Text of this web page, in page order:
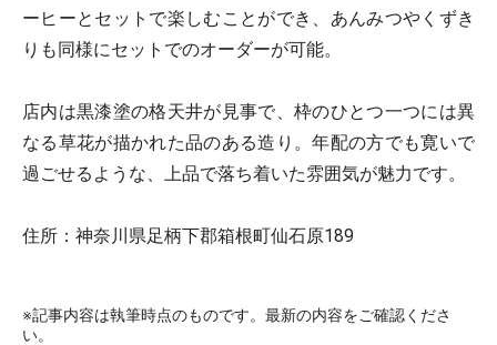
ーヒーとセットで楽しむことができ、あんみつやくずき
りも同様にセットでのオーダーが可能。
店内は黒漆塗の格天井が見事で、枠のひとつ一つには異
なる草花が描かれた品のある造り。年配の方でも寛いで
過ごせるような、上品で落ち着いた雰囲気が魅力です。
住所：神奈川県足柄下郡箱根町仙石原189
※記事内容は執筆時点のものです。最新の内容をご確認くださ
い。